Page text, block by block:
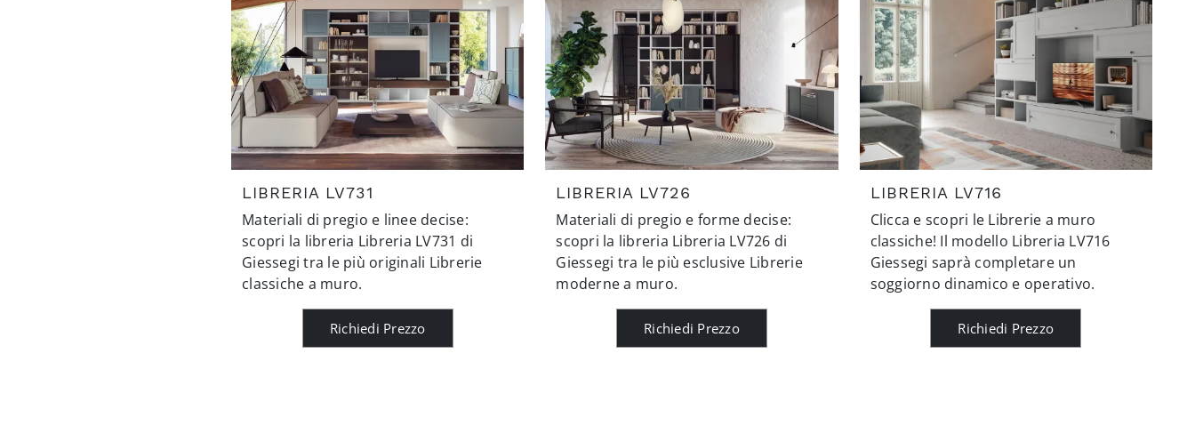
LIBRERIA LV731
Materiali di pregio e linee decise:
scopri la libreria Libreria LV731 di
Giessegi tra le più originali Librerie
classiche a muro.
Richiedi Prezzo
LIBRERIA LV726
Materiali di pregio e forme decise:
scopri la libreria Libreria LV726 di
Giessegi tra le più esclusive Librerie
moderne a muro.
Richiedi Prezzo
LIBRERIA LV716
Clicca e scopri le Librerie a muro
classiche! Il modello Libreria LV716
Giessegi saprà completare un
soggiorno dinamico e operativo.
Richiedi Prezzo